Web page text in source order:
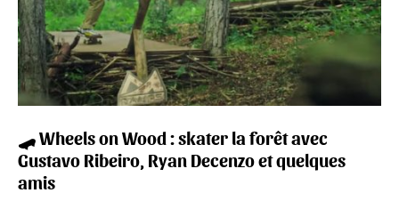
🛹 Wheels on Wood : skater la forêt avec
Gustavo Ribeiro, Ryan Decenzo et quelques
amis